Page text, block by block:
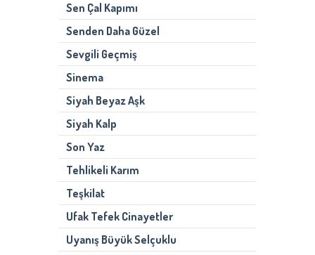
Sen Çal Kapımı
Senden Daha Güzel
Sevgili Geçmiş
Sinema
Siyah Beyaz Aşk
Siyah Kalp
Son Yaz
Tehlikeli Karım
Teşkilat
Ufak Tefek Cinayetler
Uyanış Büyük Selçuklu